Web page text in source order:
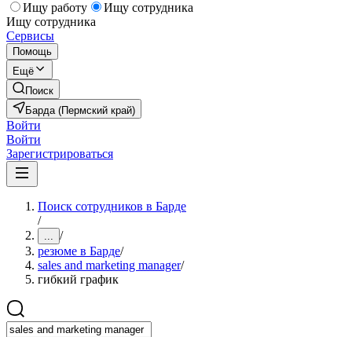
Ищу работу
Ищу сотрудника
Ищу сотрудника
Сервисы
Помощь
Ещё
Поиск
Барда (Пермский край)
Войти
Войти
Зарегистрироваться
Поиск сотрудников в Барде
/
... /
резюме в Барде/
sales and marketing manager/
гибкий график